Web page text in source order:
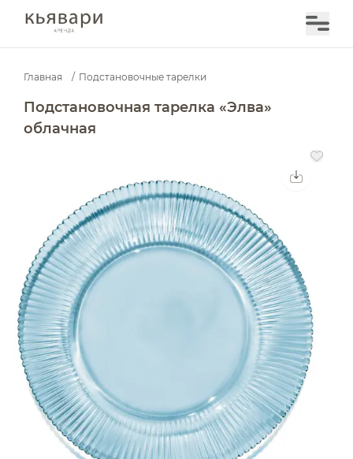
Главная / Подстановочные тарелки
Подстановочная тарелка «Элва»
облачная